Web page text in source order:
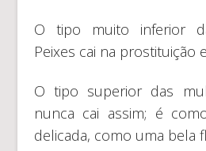
O tipo muito inferior
Peixes cai na prostituição
O tipo superior das
nunca cai assim; é
delicada, como uma bela